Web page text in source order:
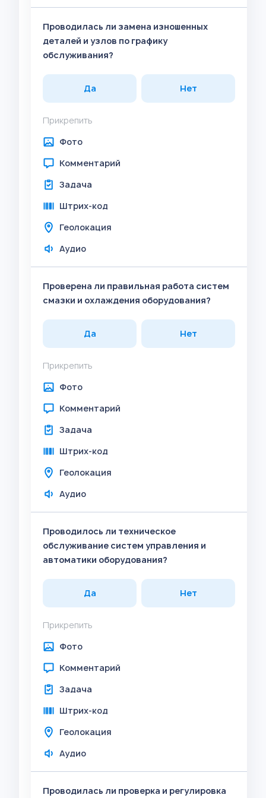
Проводилась ли замена изношенных
деталей и узлов по графику
обслуживания?
Да Нет
Прикрепить
Фото
Комментарий
Задача
Штрих-код
Геолокация
Аудио
Проверена ли правильная работа систем
смазки и охлаждения оборудования?
Да Нет
Прикрепить
Фото
Комментарий
Задача
Штрих-код
Геолокация
Аудио
Проводилось ли техническое
обслуживание систем управления и
автоматики оборудования?
Да Нет
Прикрепить
Фото
Комментарий
Задача
Штрих-код
Геолокация
Аудио
Проводилась ли проверка и регулировка